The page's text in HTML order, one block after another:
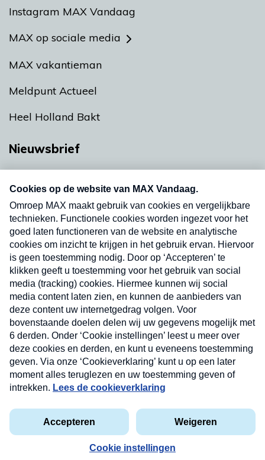
Instagram MAX Vandaag
MAX op sociale media
MAX vakantieman
Meldpunt Actueel
Heel Holland Bakt
Nieuwsbrief
nieuwsbrief. Elke vrijdag- en dinsdagochtend in
uw mailbox.
Verzend
Privacyverklaring
Cookieverklaring
Kwetsbaarheid melden
Copyright © 2026 MAX Vandaag - Omroep MAX
Nieuwsbrief
Neem hier een gratis abonnement op onze
nieuwsbrief. Elke vrijdag- en dinsdagochtend in uw